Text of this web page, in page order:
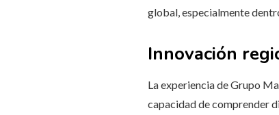
global, especialmente
Innovación
La experiencia de Grupo
capacidad de comprender